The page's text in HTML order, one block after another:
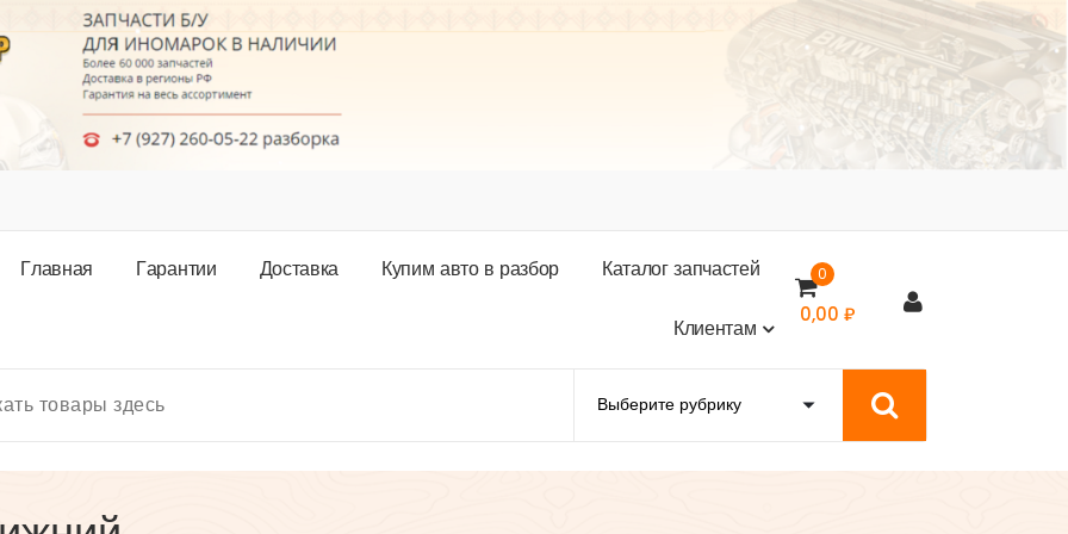
Главная Гарантии Доставка Купим авто в разбор Каталогзапчастей
Клиентам
0
0,00 ₽